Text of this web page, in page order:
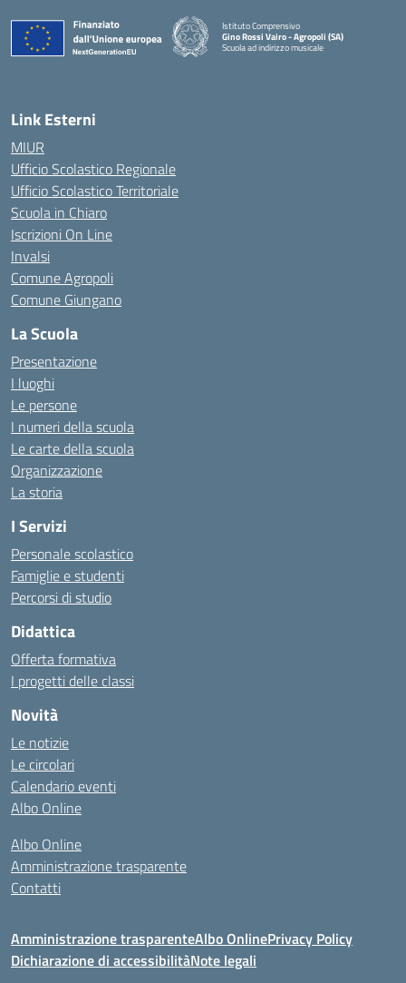
Istituto Comprensivo
Gino Rossi Vairo - Agropoli (SA)
Scuola ad indirizzo musicale
Link Esterni
MIUR
Ufficio Scolastico Regionale
Ufficio Scolastico Territoriale
Scuola in Chiaro
Iscrizioni On Line
Invalsi
Comune Agropoli
Comune Giungano
La Scuola
Presentazione
I luoghi
Le persone
I numeri della scuola
Le carte della scuola
Organizzazione
La storia
I Servizi
Personale scolastico
Famiglie e studenti
Percorsi di studio
Didattica
Offerta formativa
I progetti delle classi
Novità
Le notizie
Le circolari
Calendario eventi
Albo Online
Albo Online
Amministrazione trasparente
Contatti
Amministrazione trasparenteAlbo OnlinePrivacy Policy
Dichiarazione di accessibilitàNote legali